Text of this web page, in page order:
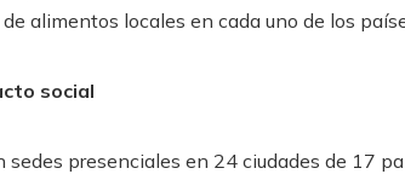
alimentos locales en cada uno de los
social
presenciales en 24 ciudades de 17